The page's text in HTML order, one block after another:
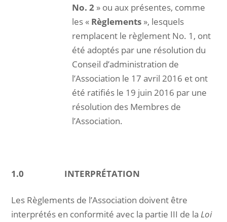
No. 2 » ou aux présentes, comme
les « Règlements », lesquels
remplacent le règlement No. 1, ont
été adoptés par une résolution du
Conseil d’administration de
l’Association le 17 avril 2016 et ont
été ratifiés le 19 juin 2016 par une
résolution des Membres de
l’Association.
1.0 INTERPRÉTATION
Les Règlements de l’Association doivent être
interprétés en conformité avec la partie III de laLoi